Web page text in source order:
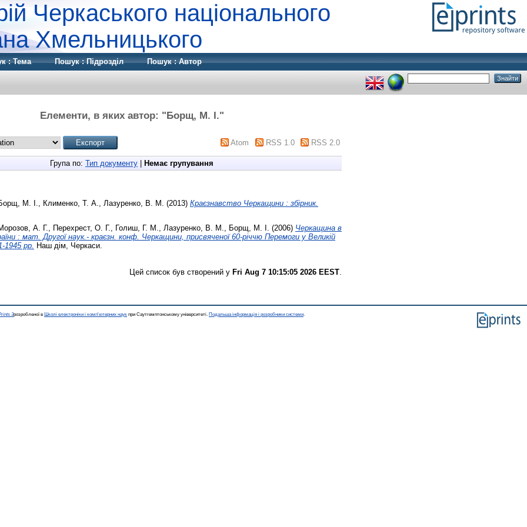
Черкаського національного
Хмельницького
: Тема Пошук : Підрозділ Пошук : Автор
Елементи, в яких автор: "Борщ, М. І."
Atom RSS 1.0 RSS 2.0
Група по: Тип документу Немає групування
М. І. Клименко, Т. А. Лазуренко, В. М. (2013) Краєзнавство Черкащини : збірник.
А. Г., Перехрест, О. Г., Голиш, Г. М., Лазуренко, В. М., Борщ, М. І. (2006) Черкащина в
: мат. Другої наук.- краєзн. конф. Черкащини, присвяченої 60-річчю Перемоги у Великій
1945 рр. Наш дім, Черкаси.
Цей список був створений у Fri Aug 7 10:15:05 2026 EEST.
3розробленої в Школі електроніки і комп'ютерних наук при Саутгемптонському університеті. Подальша інформація і розробники системи